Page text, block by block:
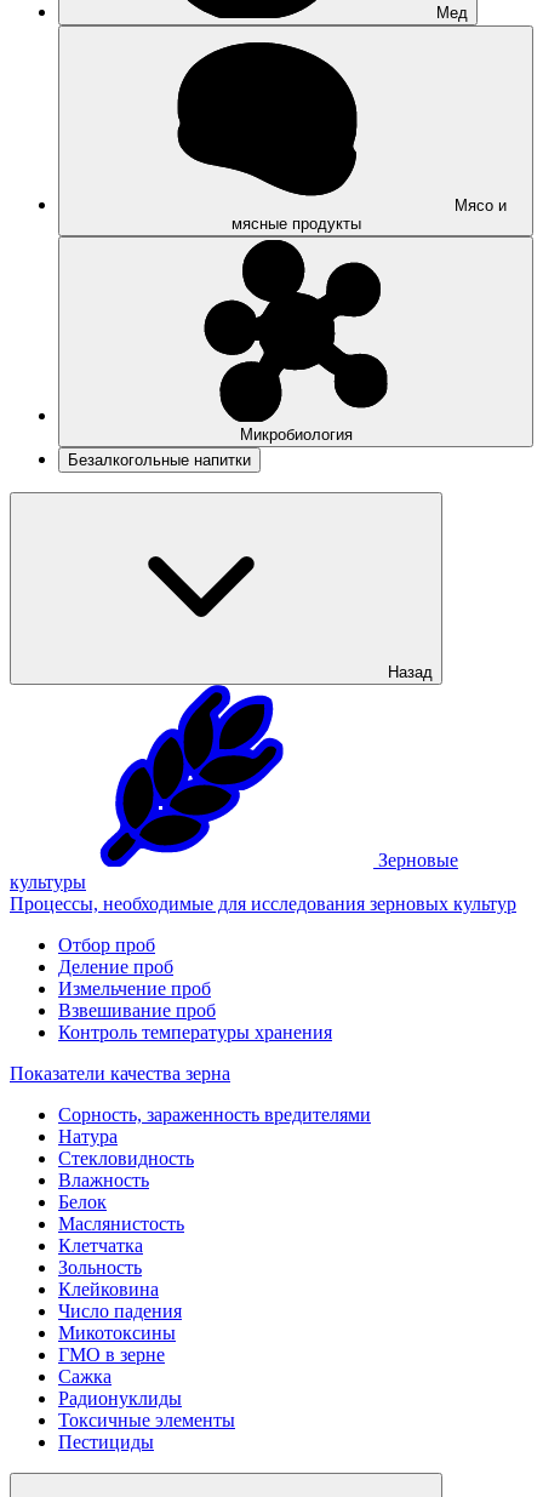
Мед
Мясо и
мясные продукты
Микробиология
Безалкогольные напитки
Назад
Зерновые
культуры
Процессы, необходимые для исследования зерновых культур
Отбор проб
Деление проб
Измельчение проб
Взвешивание проб
Контроль температуры хранения
Показатели качества зерна
Сорность, зараженность вредителями
Натура
Стекловидность
Влажность
Белок
Маслянистость
Клетчатка
Зольность
Клейковина
Число падения
Микотоксины
ГМО в зерне
Сажка
Радионуклиды
Токсичные элементы
Пестициды